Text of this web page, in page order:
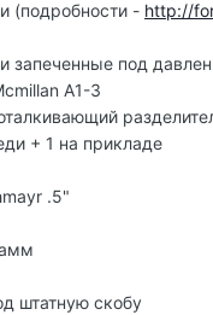
(подробности - http://
запеченные под
A1-3
+ 1 на прикладе
.5"
штатную скобу